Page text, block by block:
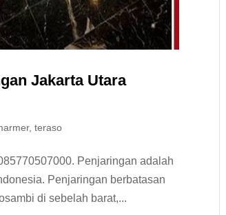
Jakarta Utara
,teraso
Penjaringan adalah
Penjaringan berbatasan
di sebelah barat,...